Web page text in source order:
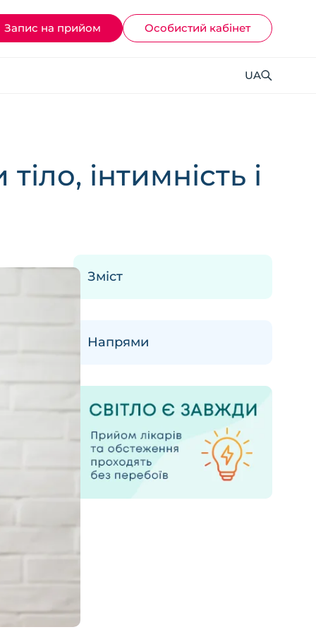
Запис на прийом Ocoбистий кабінет
UA
інтимність і
Зміст
Напрями